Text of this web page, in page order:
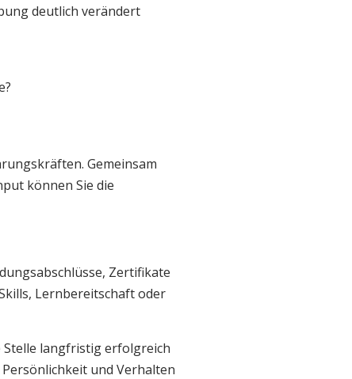
deutlich verändert
Gemeinsam
können Sie die
Zertifikate
Lernbereitschaft oder
Stelle langfristig erfolgreich
und Verhalten